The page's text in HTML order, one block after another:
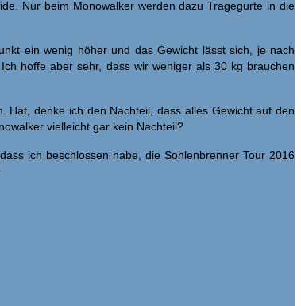
Nur beim Monowalker werden dazu Tragegurte in die
ein wenig höher und das Gewicht lässt sich, je nach
hoffe aber sehr, dass wir weniger als 30 kg brauchen
denke ich den Nachteil, dass alles Gewicht auf den
vielleicht gar kein Nachteil?
ich beschlossen habe, die Sohlenbrenner Tour 2016